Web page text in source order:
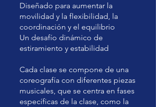
Diseñado para aumentar la
movilidad y la flexibilidad, la
coordinación y el equilibrio
Un desafío dinámico de
estiramiento y estabilidad
Cada clase se compone de una
coreografía con diferentes piezas
musicales, que se centra en fases
específicas de la clase, como la